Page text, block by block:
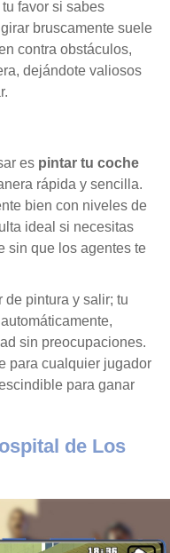
favor si sabes
bruscamente suele
contra obstáculos,
dejándote valiosos
es pintar tu coche
rápida y sencilla.
bien con niveles de
ideal si necesitas
sin que los agentes te
de pintura y salir; tu
sin preocupaciones.
para cualquier jugador
para ganar
de Los